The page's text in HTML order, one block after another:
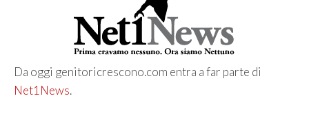
Da oggi genitoricrescono.com entra a far parte di
Net1News.